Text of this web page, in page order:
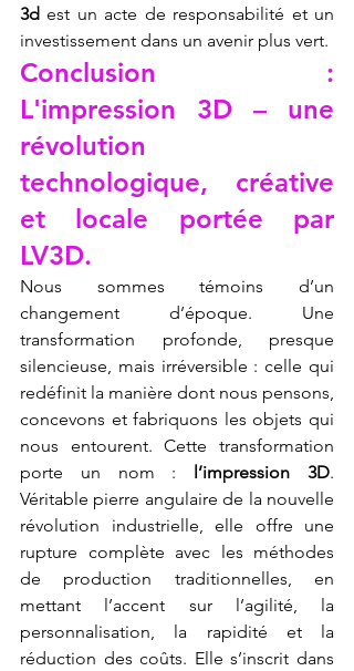
3d est un acte de responsabilité et un
investissement dans un avenir plus vert.
Conclusion :
L'impression 3D – une
révolution
technologique, créative
et locale portée par
LV3D.
Nous sommes témoins d’un
changement d’époque. Une
transformation profonde, presque
silencieuse, mais irréversible : celle qui
redéfinit la manière dont nous pensons,
concevons et fabriquons les objets qui
nous entourent. Cette transformation
porte un nom : l’impression 3D.
Véritable pierre angulaire de la nouvelle
révolution industrielle, elle offre une
rupture complète avec les méthodes
de production traditionnelles, en
mettant l’accent sur l’agilité, la
personnalisation, la rapidité et la
réduction des coûts. Elle s’inscrit dans